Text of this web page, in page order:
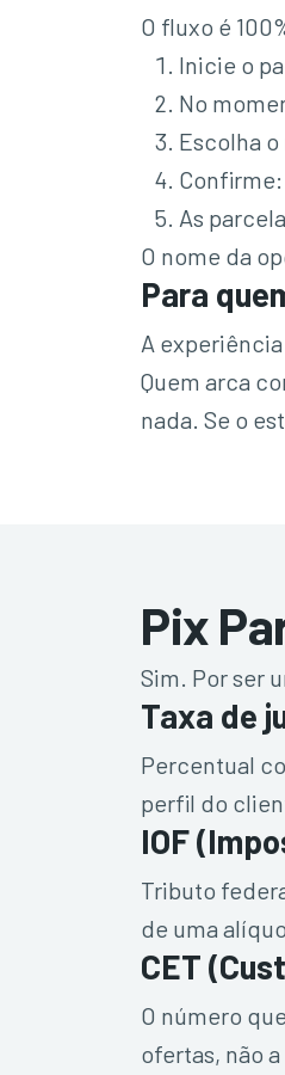
O fluxo é
Inicie o
No
Escolha
As
O nome da
Para
A
Quem arca
nada. Se o
Pix
Sim. Por ser
Taxa de
Percentual
perfil do
IOF
Tributo
de uma
CET
O número
ofertas, não